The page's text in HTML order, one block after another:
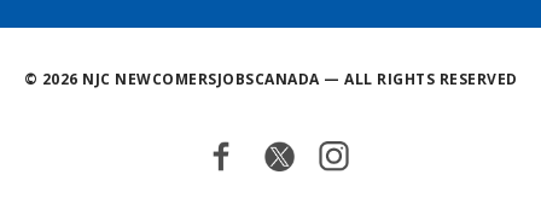
© 2026 NJC NEWCOMERSJOBSCANADA — ALL RIGHTS RESERVED
Facebook
TwitterInstagram